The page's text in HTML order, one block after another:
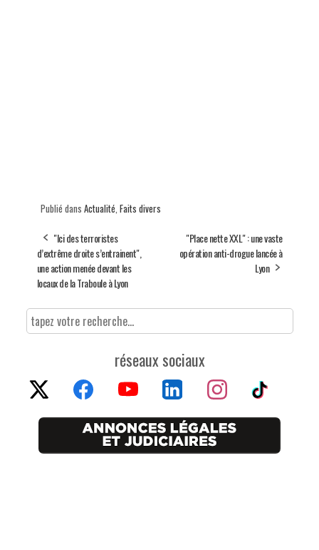
Publié dans Actualité Faits divers
"Ici des terroristes
d’extrême droite s’entrainent",
une action menée devant les
locaux de la Traboule à Lyon
"Place nette XXL" : une vaste
opération anti-drogue lancée à
Lyon
réseaux sociaux